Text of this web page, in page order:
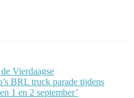
Vierdaagse
BRL truck parade tijdens
1 en 2 september’